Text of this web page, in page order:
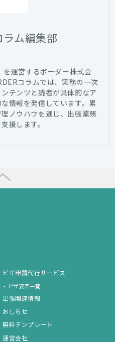
ラム編集部
運営するボーダー株式会
コラムでは、実務の一次
テンツと読者が具体的なア
情報を発信しています。累
ノウハウを通じ、出張業務
援します。
ビザ申請代行サービス
ビザ要否一覧
出張関連情報
おしらせ
無料テンプレート
運営会社